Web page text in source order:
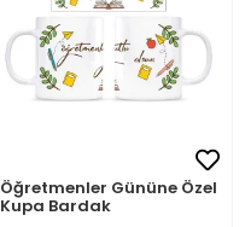
Öğretmenler Gününe Özel
Kupa Bardak